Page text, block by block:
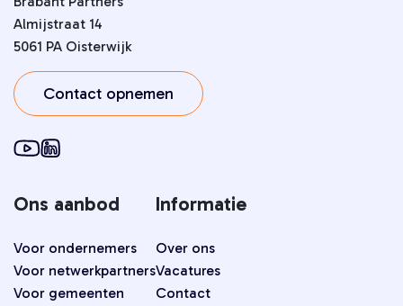
Almijstraat 14
5061 PA Oisterwijk
Contact opnemen
Ons aanbod
Voor ondernemers
Voor netwerkpartners
Voor gemeenten
Informatie
Over ons
Vacatures
Contact